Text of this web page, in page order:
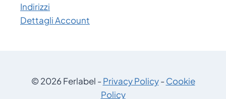
Indirizzi
Dettagli Account
© 2026 Ferlabel -Privacy Policy-Cookie
Policy